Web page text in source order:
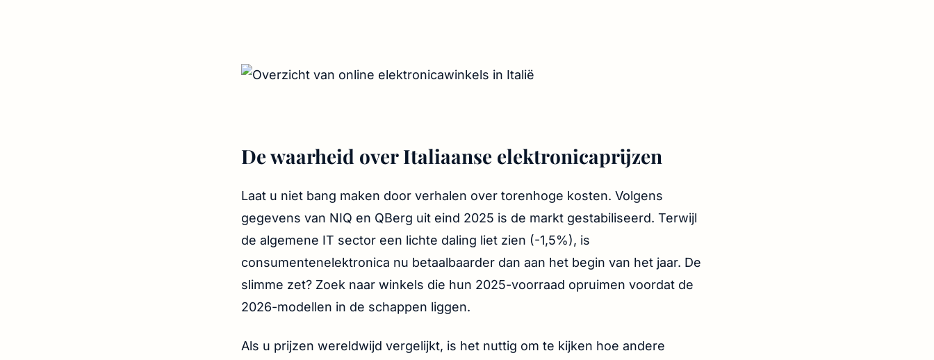
De waarheid over Italiaanse elektronicaprijzen
Laat u niet bang maken door verhalen over torenhoge kosten. Volgens
gegevens van NIQ en QBerg uit eind 2025 is de markt gestabiliseerd. Terwijl
de algemene IT sector een lichte daling liet zien (-1,5%), is
consumentenelektronica nu betaalbaarder dan aan het begin van het jaar. De
slimme zet? Zoek naar winkels die hun 2025-voorraad opruimen voordat de
2026-modellen in de schappen liggen.
Als u prijzen wereldwijd vergelijkt, is het nuttig om te kijken hoe andere